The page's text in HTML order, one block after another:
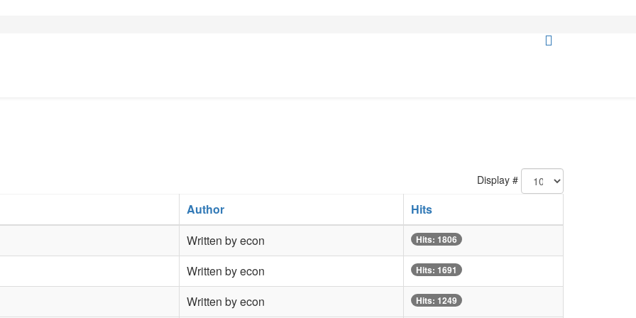
Display #
Author
Hits
Written by econ
Hits: 1806
Written by econ Hits: 1691
Written by econ Hits: 1249